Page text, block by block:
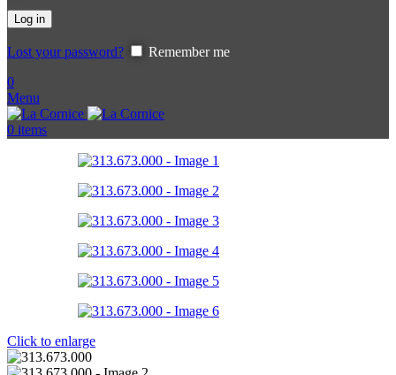
Log in
Lost your password?
Remember me
0
Menu
0 items
Click to enlarge